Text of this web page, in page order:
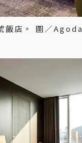
飯店。 圖／Agoda